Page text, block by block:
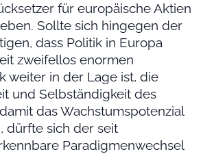
für europäische Aktien
Sollte sich hingegen der
dass Politik in Europa
zweifellos enormen
weiter in der Lage ist, die
und Selbständigkeit des
das Wachstumspotenzial
dürfte sich der seit
Paradigmenwechsel